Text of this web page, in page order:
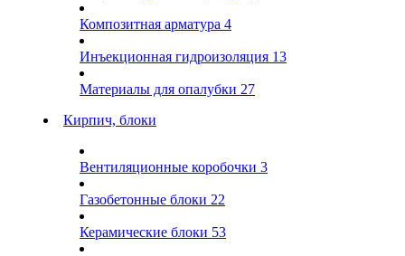
Композитная арматура 4
Инъекционная гидроизоляция 13
Материалы для опалубки 27
Кирпич, блоки
Вентиляционные коробочки 3
Газобетонные блоки 22
Керамические блоки 53